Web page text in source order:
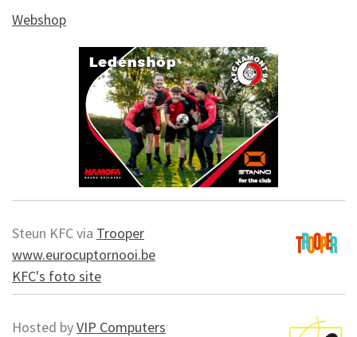
Webshop
Steun KFC via Trooper
www.eurocuptornooi.be
KFC's foto site
Hosted byVIP Computers